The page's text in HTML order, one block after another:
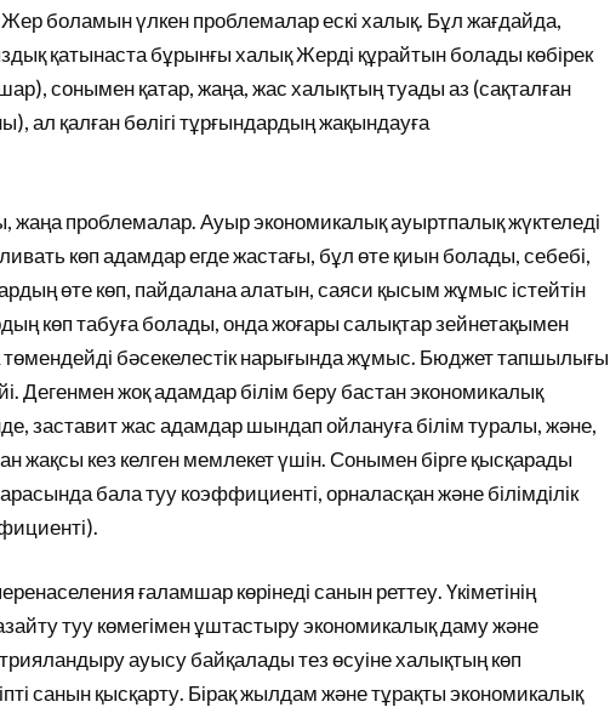
боламын үлкен проблемалар ескі халық. Бұл жағдайда,
қатынаста бұрынғы халық Жерді құрайтын болады көбірек
сонымен қатар, жаңа, жас халықтың туады аз (сақталған
ал қалған бөлігі тұрғындардың жақындауға
жаңа проблемалар. Ауыр экономикалық ауыртпалық жүктеледі
көп адамдар егде жастағы, бұл өте қиын болады, себебі,
өте көп, пайдалана алатын, саяси қысым жұмыс істейтін
көп табуға болады, онда жоғары салықтар зейнетақымен
бәсекелестік нарығында жұмыс. Бюджет тапшылығы
Дегенмен жоқ адамдар білім беру бастан экономикалық
заставит жас адамдар шындап ойлануға білім туралы, және,
жақсы кез келген мемлекет үшін. Сонымен бірге қысқарады
бала туу коэффициенті, орналасқан және білімділік
ғаламшар көрінеді санын реттеу. Үкіметінің
туу көмегімен ұштастыру экономикалық даму және
ауысу байқалады тез өсуіне халықтың көп
санын қысқарту. Бірақ жылдам және тұрақты экономикалық